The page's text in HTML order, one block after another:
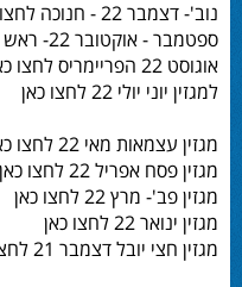
נוב'- דצמבר 22 - חנוכה לחצו כאן
ספטמבר - אוקטובר 22- ראש השנה לחצו כאן
אוגוסט 22 הפריימריס לחצו כאן
למגזין יוני יולי 22 לחצו כאן
מגזין עצמאות מאי 22 לחצו כאן
מגזין פסח אפריל 22 לחצו כאן
מגזין פב'- מרץ 22 לחצו כאן
מגזין ינואר 22 לחצו כאן
מגזין חצי יובל דצמבר 21 לחצו כאן